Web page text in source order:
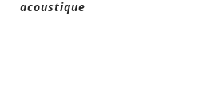
acoustique